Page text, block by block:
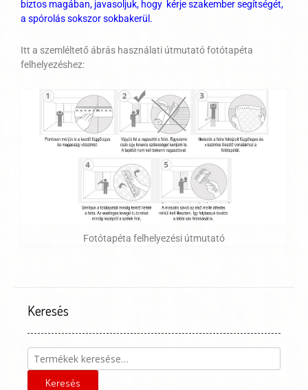
biztos magában, javasoljuk, hogy kérje szakember segítségét,
a spórolás sokszor sokbakerül.
Itt a szemléltető ábrás használati útmutató fotótapéta
felhelyezéshez:
Fotótapéta felhelyezési útmutató
Keresés
Keresés